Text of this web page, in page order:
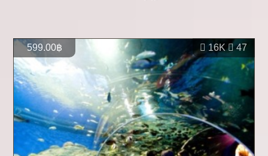
16K 47
599.00฿